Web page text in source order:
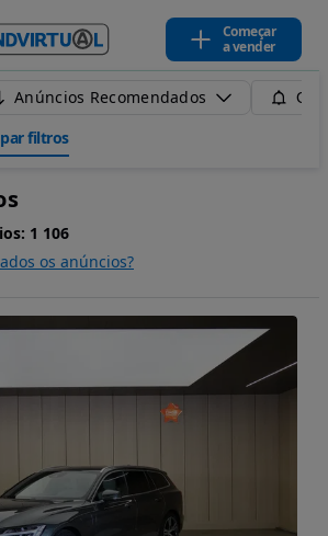
Começar
a vender
Anúncios Recomendados
filtros
1 106
os anúncios?